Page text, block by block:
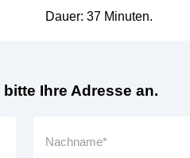
Dauer: 37 Minuten.
Ihre Adresse an.